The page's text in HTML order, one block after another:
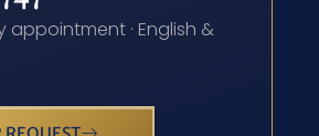
appointment · English &